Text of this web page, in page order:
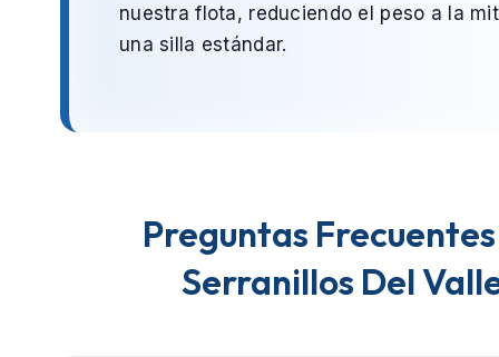
nuestra flota, reduciendo el peso a la
una silla estándar.
Preguntas
Serranillos Del